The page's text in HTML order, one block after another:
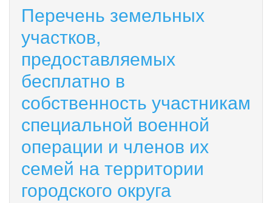
Перечень земельных
участков,
предоставляемых
бесплатно в
собственность участникам
специальной военной
операции и членов их
семей на территории
городского округа